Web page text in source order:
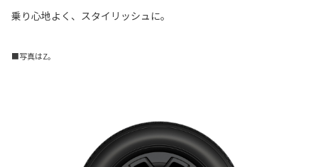
乗り心地よく、スタイリッシュに。
■写真はZ。